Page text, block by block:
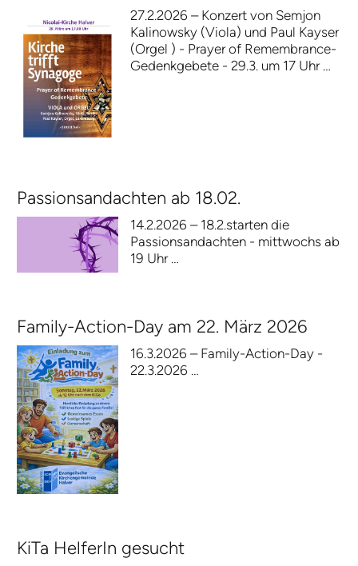
27.2.2026 – Konzert von Semjon
Kalinowsky (Viola) und Paul Kayser
(Orgel ) - Prayer of Remembrance-
Gedenkgebete - 29.3. um 17 Uhr …
Passionsandachten ab 18.02.
14.2.2026 – 18.2.starten die
Passionsandachten - mittwochs ab
19 Uhr …
Family-Action-Day am 22. März 2026
16.3.2026 – Family-Action-Day -
22.3.2026 …
KiTa HelferIn gesucht